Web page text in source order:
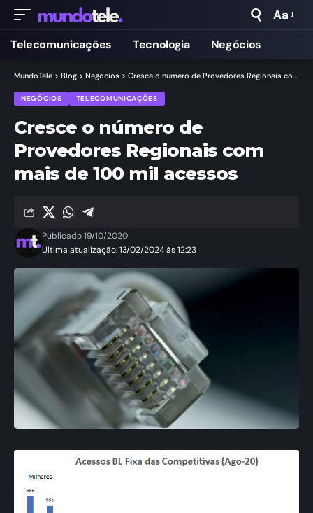
Aa
Telecomunicações Tecnologia Negócios
MundoTele > Blog > Negócios > Cresce o número de Provedores Regionais com mais de 100 mil acessos
NEGÓCIOS TELECOMUNICAÇÕES
Cresce o número de
Provedores Regionais com
mais de 100 mil acessos
Ultima atualização: 13/02/2024 às 12:23
Publicado 19/10/2020